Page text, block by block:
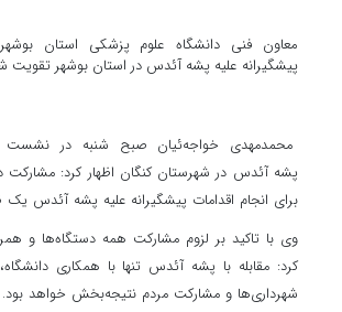
معاون فنی دانشگاه علوم پزشکی استان
پیشگیرانه علیه پشه آئدس در استان بوشهر تقویت
محمدمهدی خواجه‌ئیان صبح شنبه در
پشه آئدس در شهرستان کنگان اظهار کرد: مشارکت
برای انجام اقدامات پیشگیرانه علیه پشه آئدس
وی با تاکید بر لزوم مشارکت همه دستگاه‌ها و
کرد: مقابله با پشه آئدس تنها با همکاری
شهرداری‌ها و مشارکت مردم نتیجه‌بخش خواهد بود.